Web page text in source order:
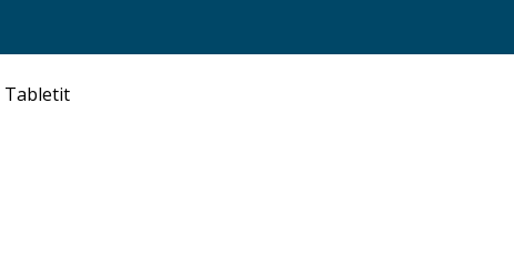
Tabletit